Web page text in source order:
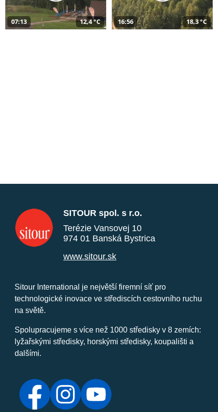
07:13 12,4 °C 16:56 18,3 °C
SITOUR spol. s r.o.
Terézie Vansovej 10
974 01 Banská Bystrica
www.sitour.sk
Sitour International je největší firemní síť pro
technologické inovace ve střediscích cestovního ruchu
na světě.
Spolupracujeme s více než 1000 středisky v 8 zemích:
lyžařskými středisky, horskými středisky, koupališti a
dalšími.